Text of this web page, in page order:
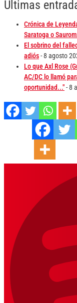
Últimas
Crónica de
Saratoga o
El sobrino del
adiós- 8 agosto
Lo que Axl Rose
AC/DC lo llamó
oportunidad..."- 8